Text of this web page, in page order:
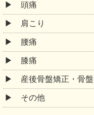
頭痛
肩こり
腰痛
膝痛
産後骨盤矯正・骨
その他